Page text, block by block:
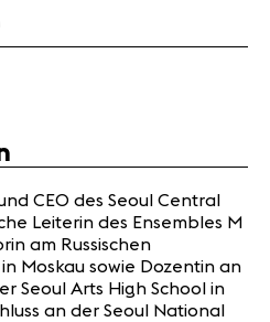
CEO des Seoul Central
Leiterin des Ensembles M
am Russischen
Moskau sowie Dozentin an
Seoul Arts High School in
an der Seoul National